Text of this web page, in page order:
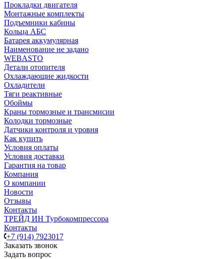
Прокладки двигателя
Монтажные комплекты
Подъемники кабины
Кольца АБС
Батарея аккумулярная
Наименование не задано
WEBASTO
Детали отопителя
Охлаждающие жидкости
Охладители
Тяги реактивные
Обоймы
Краны тормозные и трансмисии
Колодки тормозные
Датчики контроля и уровня
Как купить
Условия оплаты
Условия доставки
Гарантия на товар
Компания
О компании
Новости
Отзывы
Контакты
ТРЕЙД ИН Турбокомпрессора
Контакты
+7 (914) 7923017
Заказать звонок
Задать вопрос